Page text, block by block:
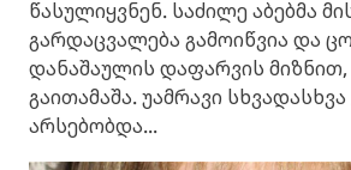
წასულიყვნენ. საძილე აბებმა
გარდაცვალება გამოიწვია და
დანაშაულის დაფარვის მიზნით,
გაითამაშა. უამრავი
არსებობდა...